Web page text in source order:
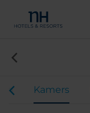
Kamers